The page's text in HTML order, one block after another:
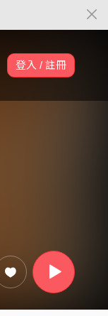
登入 / 註冊